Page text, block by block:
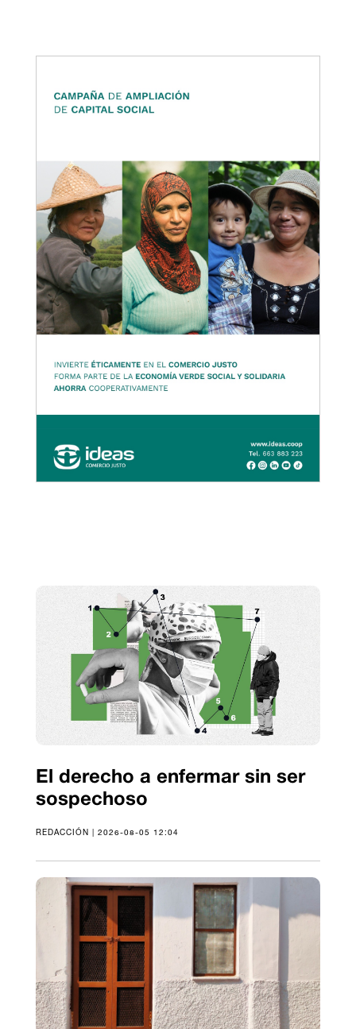
El derecho a enfermar sin ser
sospechoso
REDACCIÓN | 2026-08-05 12:04